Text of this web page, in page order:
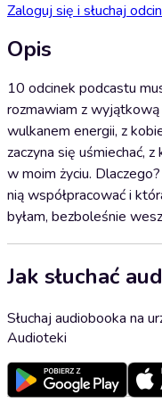
Zaloguj się i słuchaj
Opis
10 odcinek podcastu
rozmawiam z
wulkanem energii, z
zaczyna się uśmiechać,
w moim życiu.
nią współpracować i
byłam, bezboleśnie
Jak słuchać
Słuchaj audiobooka na
Audioteki